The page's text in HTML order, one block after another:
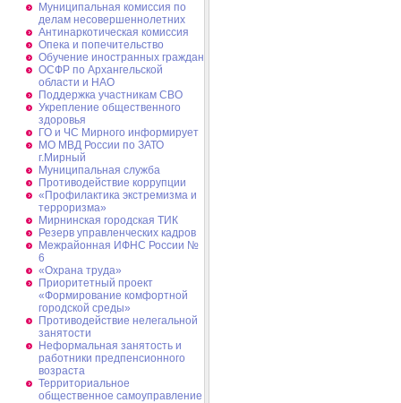
Муниципальная комиссия по
делам несовершеннолетних
Антинаркотическая комиссия
Опека и попечительство
Обучение иностранных граждан
ОСФР по Архангельской
области и НАО
Поддержка участникам СВО
Укрепление общественного
здоровья
ГО и ЧС Мирного информирует
МО МВД России по ЗАТО
г.Мирный
Муниципальная cлужба
Противодействие коррупции
«Профилактика экстремизма и
терроризма»
Мирнинская городская ТИК
Резерв управленческих кадров
Межрайонная ИФНС России №
6
«Охрана труда»
Приоритетный проект
«Формирование комфортной
городской среды»
Противодействие нелегальной
занятости
Неформальная занятость и
работники предпенсионного
возраста
Территориальное
общественное самоуправление